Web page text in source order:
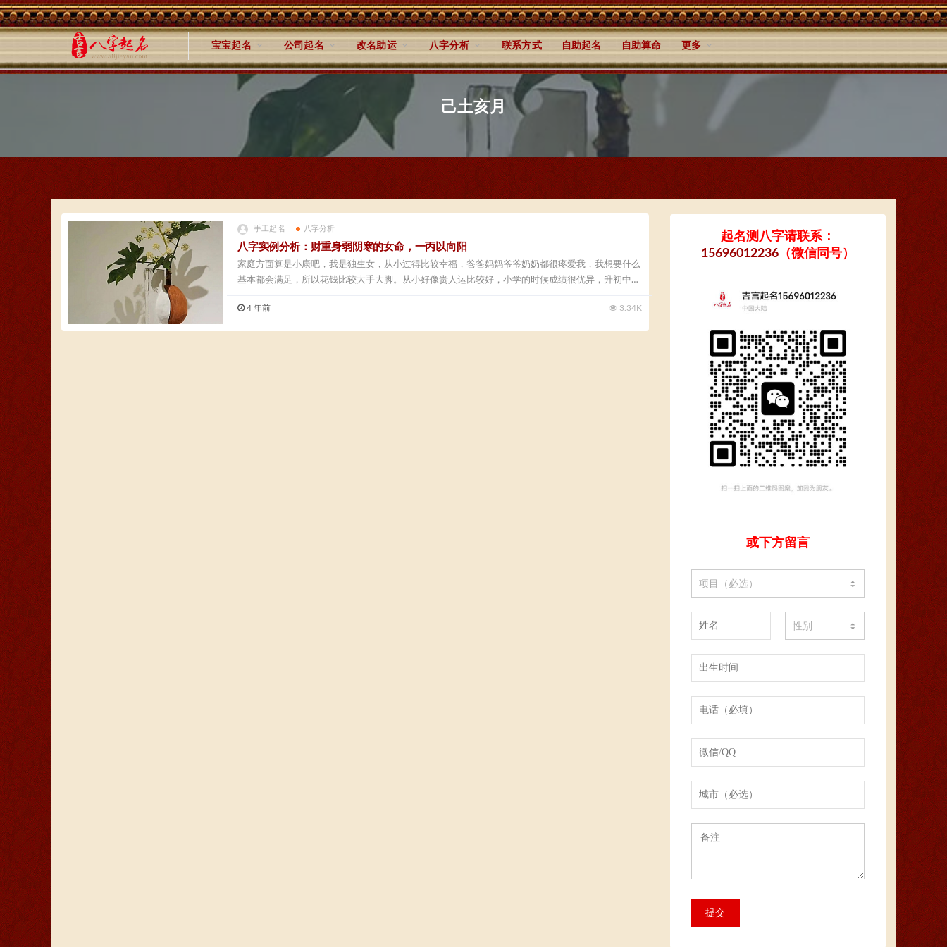
宝宝起名 公司起名 改名助运 八字分析 联系方式 自助起名 自助算命 更多
己土亥月
手工起名 八字分析
八字实例分析：财重身弱阴寒的女命，一丙以向阳
家庭方面算是小康吧，我是独生女，从小过得比较幸福，爸爸妈妈爷爷奶奶都很疼爱我，我想要什么
基本都会满足，所以花钱比较大手大脚。从小好像贵人运比较好，小学的时候成绩很优异，升初中
4 年前 3.34K
起名测八字请联系：
15696012236 （微信同号）
或下方留言